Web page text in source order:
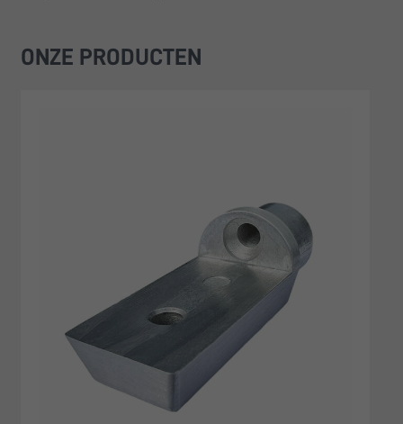
ONZE PRODUCTEN